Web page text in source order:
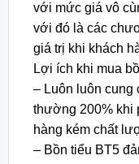
với mức giá vô
với đó là các
giá trị khi khách
Lợi ích khi mua
– Luôn luôn cung
thường 200% khi
hàng kém chất
– Bồn tiểu BT5